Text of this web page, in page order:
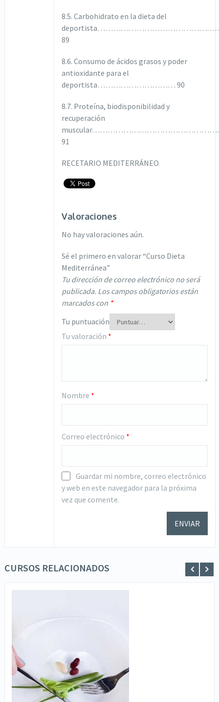
8.5. Carbohidrato en la dieta del
89
8.6. Consumo de ácidos grasos y poder
antioxidante para el
deportista………………………… 90
8.7. Proteína, biodisponibilidad y
recuperación
91
RECETARIO MEDITERRÁNEO
Valoraciones
No hay valoraciones aún.
Sé el primero en valorar “Curso Dieta
Mediterránea”
Tu dirección de correo electrónico no será
publicada. Los campos obligatorios están
marcados con *
Tu puntuación
Tu valoración *
Nombre *
Correo electrónico *
Guardar mi nombre, correo electrónico
y web en este navegador para la próxima
vez que comente.
CURSOS RELACIONADOS
VER DETALLES